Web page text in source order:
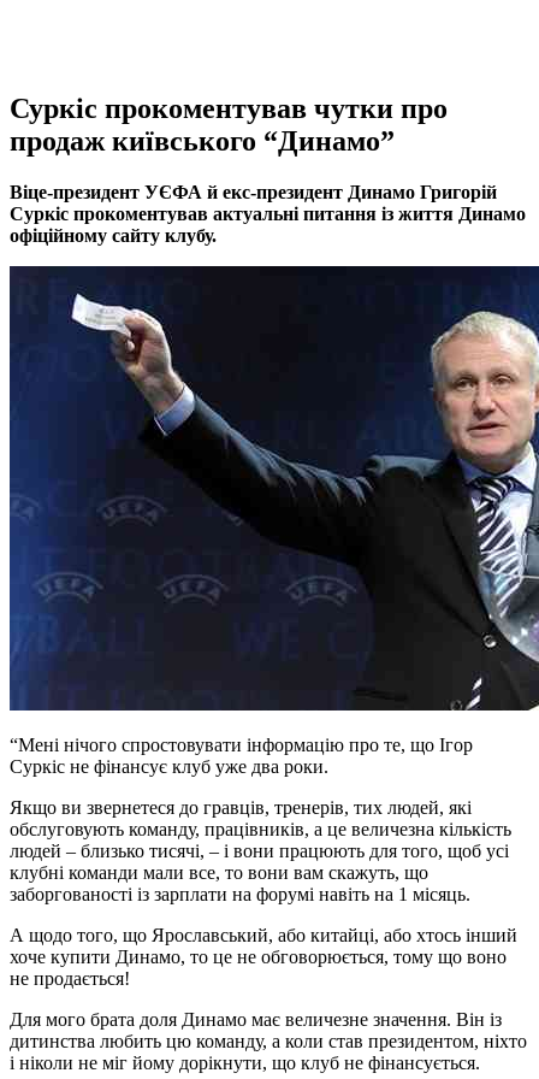
Суркіс прокоментував чутки про
продаж київського “Динамо”
Віце-президент УЄФА й екс-президент Динамо Григорій
Суркіс прокоментував актуальні питання із життя Динамо
офіційному сайту клубу.
“Мені нічого спростовувати інформацію про те, що Ігор
Суркіс не фінансує клуб уже два роки.
Якщо ви звернетеся до гравців, тренерів, тих людей, які
обслуговують команду, працівників, а це величезна кількість
людей – близько тисячі, – і вони працюють для того, щоб усі
клубні команди мали все, то вони вам скажуть, що
заборгованості із зарплати на форумі навіть на 1 місяць.
А щодо того, що Ярославський, або китайці, або хтось інший
хоче купити Динамо, то це не обговорюється, тому що воно
не продається!
Для мого брата доля Динамо має величезне значення. Він із
дитинства любить цю команду, а коли став президентом, ніхто
і ніколи не міг йому дорікнути, що клуб не фінансується.